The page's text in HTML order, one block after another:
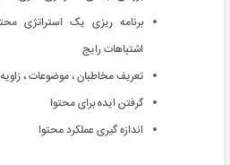
برنامه ریزی یک استراتژی
اشتباهات رایج
تعریف مخاطبان ، موضوعات ،
گرفتن ایده برای محتوا
اندازه گیری عملکرد محتوا